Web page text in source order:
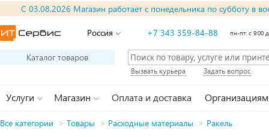
С 03.08.2026 Магазин работает с понедельника по субботу в
Россия +7 343 359-84-88 пн-пт: с 9:00
Каталог товаров
Вызвать курьера Задать вопрос
Услуги Магазин Оплата и доставка Организациям
Все категории > Товары > Расходные материалы > Ракель